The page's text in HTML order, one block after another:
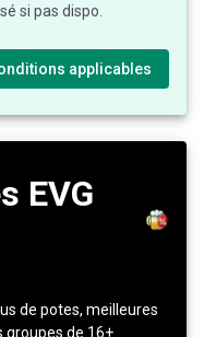
si pas dispo.
applicables
EVG
de potes, meilleures
de 16+.